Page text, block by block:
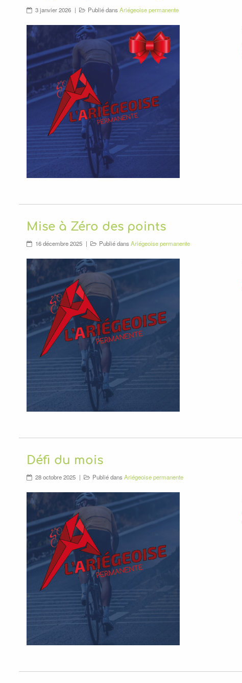
3 janvier 2026 Publié dansAriégeoise permanente
Mise à Zéro des points
16 décembre 2025 Publié dansAriégeoise permanente
Défi du mois
28 octobre 2025 Publié dansAriégeoise permanente